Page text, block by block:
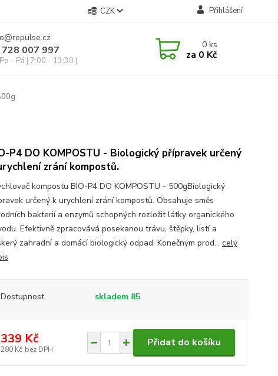
CZK Přihlášení
728 007 997
- Pá | 7:00 - 13:30 |
0ks
za 0 Kč
P4 DO KOMPOSTU - Biologický přípravek určený
zrání kompostů.
kompostu BIO-P4 DO KOMPOSTU - 500gBiologický
určený k urychlení zrání kompostů. Obsahuje směs
bakterií a enzymů schopných rozložit látky organického
Efektivně zpracovává posekanou trávu, štěpky, listí a
zahradní a domácí biologický odpad. Konečným prod... celý
Dostupnost skladem 85
339 Kč
280 Kč bez DPH
Přidat do košíku